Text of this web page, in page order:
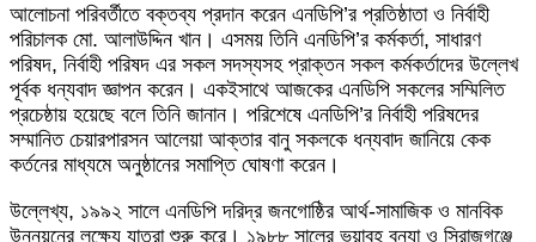
আলোচনা পরিবর্তীতে বক্তব্য প্রদান করেন এনডিপি’র প্রতিষ্ঠাতা ও নির্বাহী
পরিচালক মো. আলাউদ্দিন খান। এসময় তিনি এনডিপি’র কর্মকর্তা, সাধারণ
পরিষদ, নির্বাহী পরিষদ এর সকল সদস্যসহ প্রাক্তন সকল কর্মকর্তাদের উল্লেখ
পূর্বক ধন্যবাদ জ্ঞাপন করেন। একইসাথে আজকের এনডিপি সকলের সম্মিলিত
প্রচেষ্ঠায় হয়েছে বলে তিনি জানান। পরিশেষে এনডিপি’র নির্বাহী পরিষদের
সম্মানিত চেয়ারপারসন আলেয়া আক্তার বানু সকলকে ধন্যবাদ জানিয়ে কেক
কর্তনের মাধ্যমে অনুষ্ঠানের সমাপ্তি ঘোষণা করেন।
উল্লেখ্য, ১৯৯২ সালে এনডিপি দরিদ্র জনগোষ্ঠির আর্থ-সামাজিক ও মানবিক
উন্নয়নের লক্ষ্যে যাত্রা শুরু করে। ১৯৮৮ সালের ভয়াবহ বন্যা ও সিরাজগঞ্জে